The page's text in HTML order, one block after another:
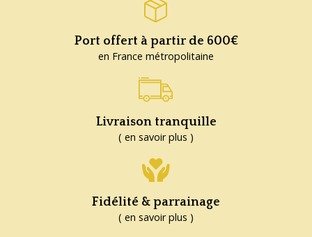
Port offert à partir de 600€
en France métropolitaine
Livraison tranquille
( en savoir plus )
Fidélité & parrainage
( en savoir plus )